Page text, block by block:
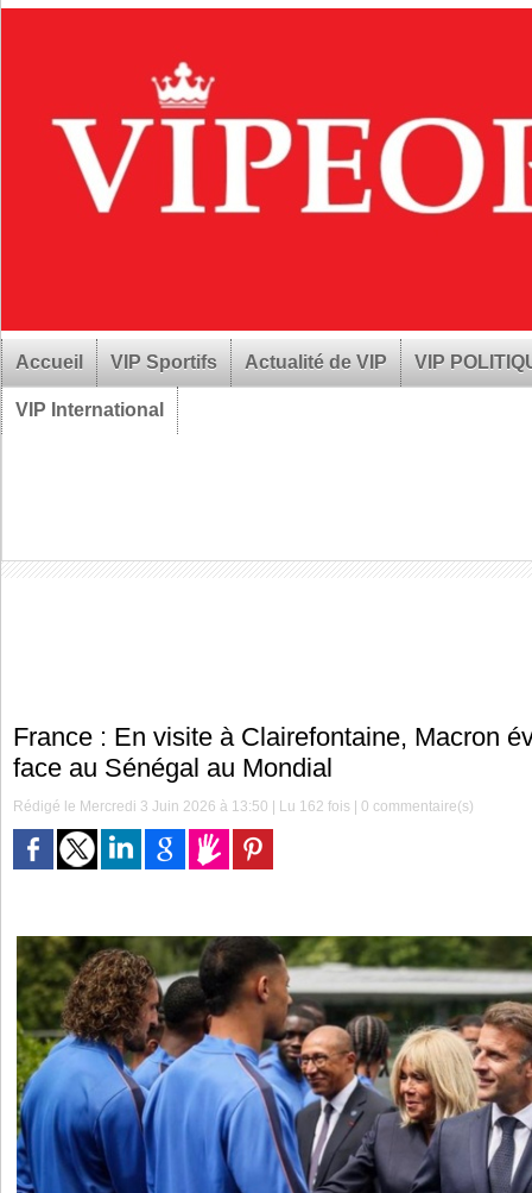
Accueil VIP Sportifs Actualité de VIP VIP
VIP International
France : En visite à Clairefontaine, Macron
face au Sénégal au Mondial
Rédigé le Mercredi 3 Juin 2026 à 13:50 | Lu 162 fois |0 commentaire(s)